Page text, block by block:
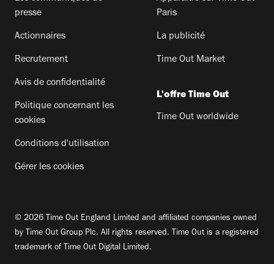
presse
Actionnaires
Recrutement
Avis de confidentialité
Politique concernant les
cookies
Conditions d'utilisation
Gérer les cookies
Paris
La publicité
Time Out Market
L'offre Time Out
Time Out worldwide
© 2026 Time Out England Limited and affiliated companies owned
by Time Out Group Plc. All rights reserved. Time Out is a registered
trademark of Time Out Digital Limited.